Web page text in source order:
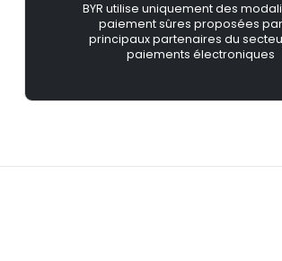
BYR utilise uniquement des
paiement sûres proposées
principaux partenaires du
paiements électroniques